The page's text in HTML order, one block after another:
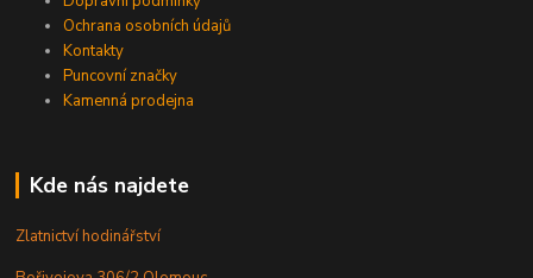
Ochrana osobních údajů
Kontakty
Puncovní značky
Kamenná prodejna
Kde nás najdete
Zlatnictví hodinářství